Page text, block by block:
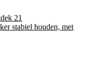
21
stabiel houden, met